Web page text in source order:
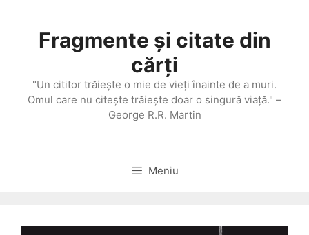
conținutFragmente și citate din
cărți
"Un cititor trăieşte o mie de vieţi înainte de a muri.
Omul care nu citeşte trăieşte doar o singură viaţă." –
George R.R. Martin
Meniu